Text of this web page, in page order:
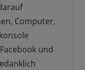
Computer,
und